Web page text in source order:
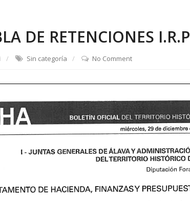
DE RETENCIONES
Sin categoría No Comment